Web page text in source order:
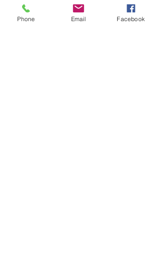
Obra seleccionada para su
interpretación y grabación por el
Phone Email Facebook